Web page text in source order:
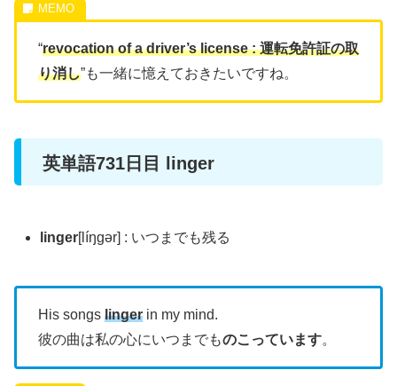
“revocation of a driver’s license : 運転免許証の取
り消し”も一緒に憶えておきたいですね。
英単語731日目 linger
linger[líŋgər] : いつまでも残る
His songs linger in my mind.
彼の曲は私の心にいつまでものこっています。